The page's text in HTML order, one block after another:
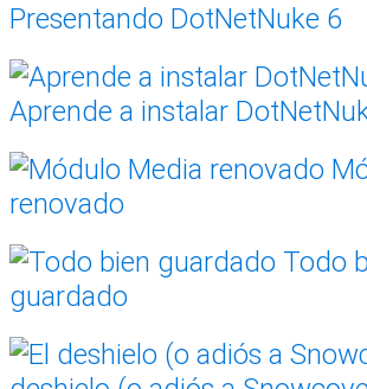
Presentando DotNetNuke 6
Aprende a instalar
renovado
Todo
guardado